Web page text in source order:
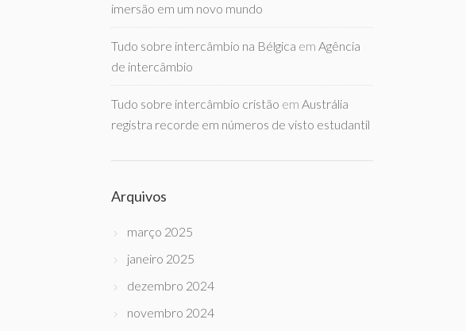
imersão em um novo mundo
Tudo sobre intercâmbio na Bélgica em Agência
de intercâmbio
Tudo sobre intercâmbio cristão em Austrália
registra recorde em números de visto estudantil
Arquivos
março 2025
janeiro 2025
dezembro 2024
novembro 2024